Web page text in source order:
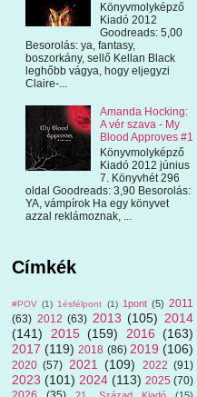
Könyvmolyképző
Kiadó 2012
Goodreads: 5,00
Besorolás: ya, fantasy,
boszorkány, sellő Kellan Black
leghőbb vágya, hogy eljegyzi
Claire-...
Amanda Hocking:
A vér szava - My
Blood Approves #1
Könyvmolyképző
Kiadó 2012 június
7. Könyvhét 296
oldal Goodreads: 3,90 Besorolás:
YA, vámpírok Ha egy könyvet
azzal reklámoznak, ...
Címkék
#POV (1) 1ésfélpont (1) 1pont (5) 2011
(63) 2012 (63) 2013 (105) 2014
(141)
2015 (159) 2016
(163)
2017 (119) 2018 (86) 2019 (106)
2020 (57) 2021 (109) 2022 (91)
2023 (101) 2024 (113) 2025 (70)